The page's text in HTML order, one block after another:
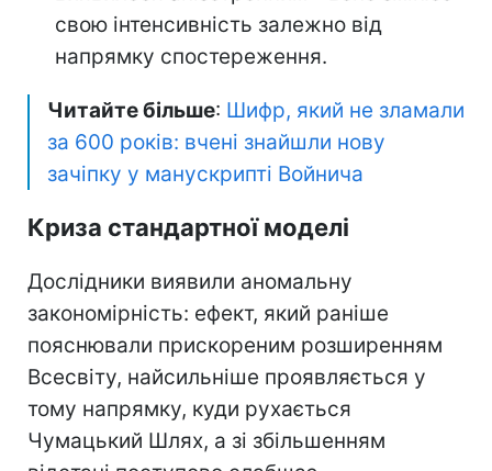
свою інтенсивність залежно від
напрямку спостереження.
Читайте більше: Шифр, який не зламали
за 600 років: вчені знайшли нову
зачіпку у манускрипті Войнича
Криза стандартної моделі
Дослідники виявили аномальну
закономірність: ефект, який раніше
пояснювали прискореним розширенням
Всесвіту, найсильніше проявляється у
тому напрямку, куди рухається
Чумацький Шлях, а зі збільшенням